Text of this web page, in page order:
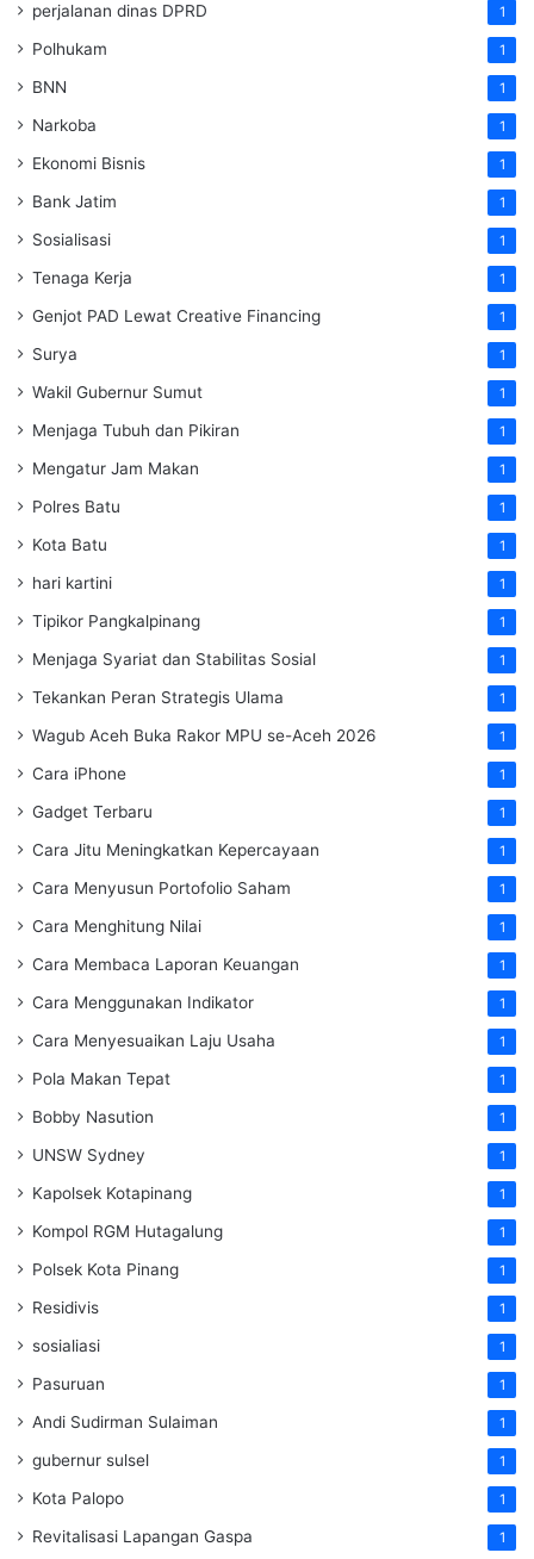
perjalanan dinas DPRD 1
Polhukam 1
BNN 1
Narkoba 1
Ekonomi Bisnis 1
Bank Jatim 1
Sosialisasi 1
Tenaga Kerja 1
Genjot PAD Lewat Creative Financing 1
Surya 1
Wakil Gubernur Sumut 1
Menjaga Tubuh dan Pikiran 1
Mengatur Jam Makan 1
Polres Batu 1
Kota Batu 1
hari kartini 1
Tipikor Pangkalpinang 1
Menjaga Syariat dan Stabilitas Sosial 1
Tekankan Peran Strategis Ulama 1
Wagub Aceh Buka Rakor MPU se-Aceh 2026 1
Cara iPhone 1
Gadget Terbaru 1
Cara Jitu Meningkatkan Kepercayaan 1
Cara Menyusun Portofolio Saham 1
Cara Menghitung Nilai 1
Cara Membaca Laporan Keuangan 1
Cara Menggunakan Indikator 1
Cara Menyesuaikan Laju Usaha 1
Pola Makan Tepat 1
Bobby Nasution 1
UNSW Sydney 1
Kapolsek Kotapinang 1
Kompol RGM Hutagalung 1
Polsek Kota Pinang 1
Residivis 1
sosialiasi 1
Pasuruan 1
Andi Sudirman Sulaiman 1
gubernur sulsel 1
Kota Palopo 1
Revitalisasi Lapangan Gaspa 1